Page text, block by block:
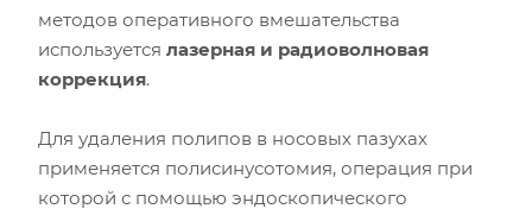
методов оперативного вмешательства
используется лазерная и радиоволновая
коррекция.
Для удаления полипов в носовых пазухах
применяется полисинусотомия, операция при
которой с помощью эндоскопического